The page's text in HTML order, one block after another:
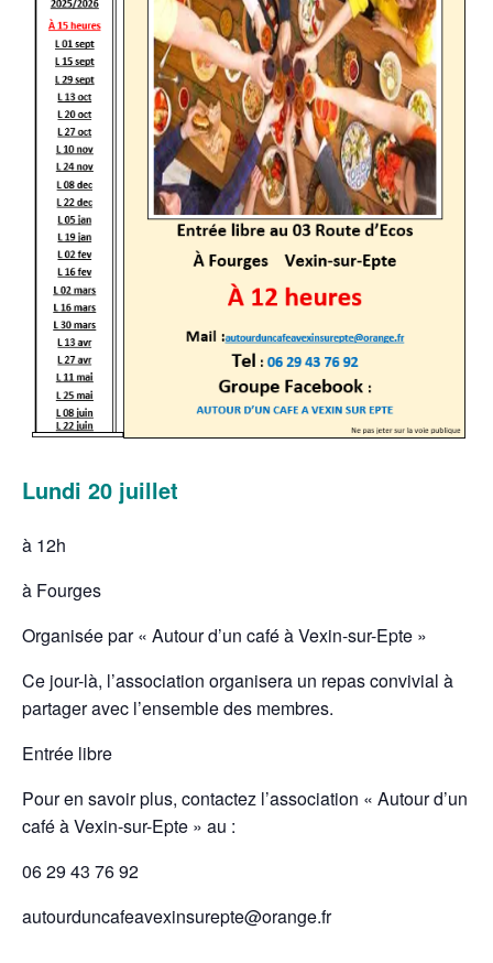
Lundi 20 juillet
à 12h
à Fourges
Organisée par « Autour d’un café à Vexin-sur-Epte »
Ce jour-là, l’association organisera un repas convivial à
partager avec l’ensemble des membres.
Entrée libre
Pour en savoir plus, contactez l’association « Autour d’un
café à Vexin-sur-Epte » au :
06 29 43 76 92
autourduncafeavexinsurepte@orange.fr